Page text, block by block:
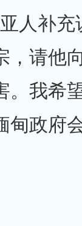
人补充
，请他
。我希
甸政府